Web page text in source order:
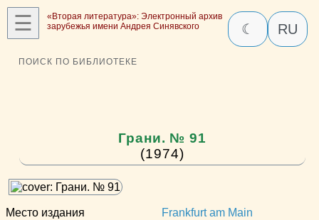
☰
«Вторая литература»: Электронный архив
зарубежья имени Андрея Синявского
☾ RU
ПОИСК ПО БИБЛИОТЕКЕ
Грани. № 91
(1974)
Место издания Frankfurt am Main